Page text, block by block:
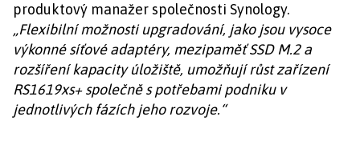
produktový manažer společnosti Synology.
„Flexibilní možnosti upgradování, jako jsou vysoce
výkonné síťové adaptéry, mezipaměť SSD M.2 a
rozšíření kapacity úložiště, umožňují růst zařízení
RS1619xs+ společně s potřebami podniku v
jednotlivých fázích jeho rozvoje.“